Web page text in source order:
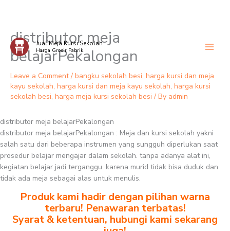
Skip
content
Jual Meja Kursi Sekolah
Harga Grosir Pabrik
distributor meja
belajarPekalongan
Leave a Comment / bangku sekolah besi, harga kursi dan meja
kayu sekolah, harga kursi dan meja kayu sekolah, harga kursi
sekolah besi, harga meja kursi sekolah besi / By admin
distributor meja belajarPekalongan
distributor meja belajarPekalongan : Meja dan kursi sekolah yakni
salah satu dari beberapa instrumen yang sungguh diperlukan saat
prosedur belajar mengajar dalam sekolah. tanpa adanya alat ini,
kegiatan belajar jadi terganggu. karena murid tidak bisa duduk dan
tidak ada meja sebagai alas untuk menulis.
Produk kami hadir dengan pilihan warna
terbaru! Penawaran terbatas!
Syarat & ketentuan, hubungi kami sekarang